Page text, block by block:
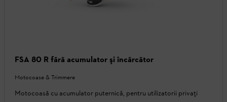
FSA 80 R fără acumulator şi încărcător
Motocoase & Trimmere
Motocoasă cu acumulator puternică, pentru utilizatorii privați